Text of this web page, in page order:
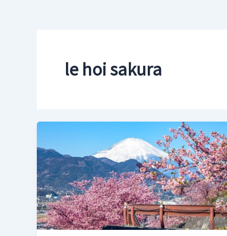
le hoi sakura